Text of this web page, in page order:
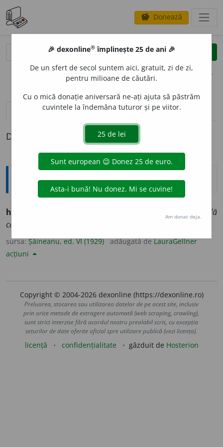
savings Donează
clear
opțiuni
definiții (1)
Definiția cu ID-ul 798868:
Explicative DEX
hotnog
hotnogi numiți de Ștefan comandă
călărașii
sursa:Șăineanu, ed. VI (1929) adăugată deLauraGellner
acțiuni
Copyright © 2004-2026 dexonline (https://dexonline.ro)
Preluarea, stocarea sau utilizarea datelor de pe acest site, inclusiv
prin orice metode de extragere automată (web scraping, crawling),
sunt strict interzise fără acordul nostru prealabil scris, cu excepția
seturilor de date oferite oficial spre utilizare publică (vezi licența).
licență confidențialitate găzduit de Hosterion
🎉 dexonline® împlinește 25 de ani 🎉
De un sfert de secol suntem aici, gratuit, zi de zi,
pentru milioane de căutări.
Cu o mică donație aniversară ne-ați ajuta să păstrăm
cuvintele la îndemâna tuturor și pe viitor.
Am donat deja.